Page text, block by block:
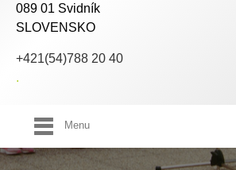
089 01 Svidník
SLOVENSKO
+421(54)788 20 40
.
Menu